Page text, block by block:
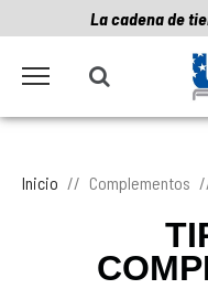
La cadena de
Inicio Complementos